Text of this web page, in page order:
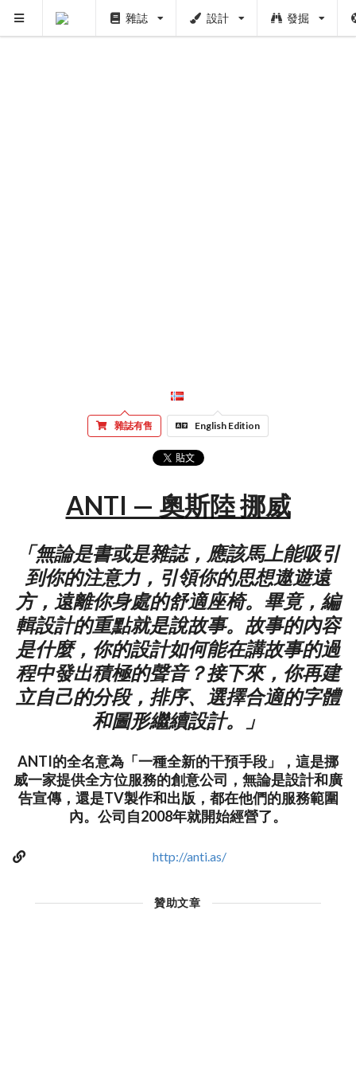
雜誌 設計 發掘
雜誌有售 English Edition
ANTI — 奧斯陸 挪威
「無論是書或是雜誌，應該馬上能吸引
到你的注意力，引領你的思想遨遊遠
方，遠離你身處的舒適座椅。畢竟，編
輯設計的重點就是說故事。故事的內容
是什麼，你的設計如何能在講故事的過
程中發出積極的聲音？接下來，你再建
立自己的分段，排序、選擇合適的字體
和圖形繼續設計。」
ANTI的全名意為「一種全新的干預手段」，這是挪
威一家提供全方位服務的創意公司，無論是設計和廣
告宣傳，還是TV製作和出版，都在他們的服務範圍
內。公司自2008年就開始經營了。
http://anti.as/
贊助文章